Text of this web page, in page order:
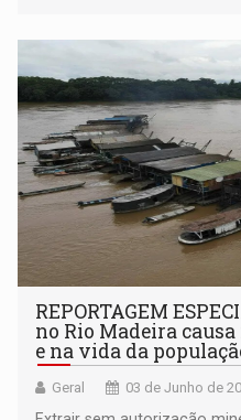
REPORTAGEM
no Rio Madeira
e na vida da
Geral 03 de Junho de